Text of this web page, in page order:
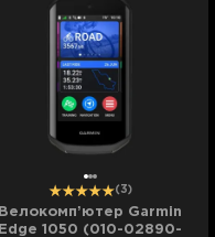
(3)
Велокомпʼютер Garmin
Edge 1050 (010-02890-